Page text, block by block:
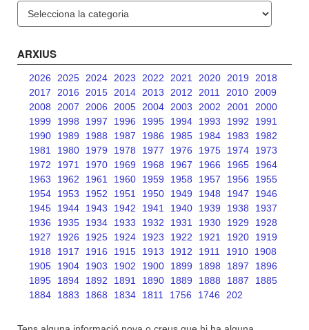
ARXIUS
2026 2025 2024 2023 2022 2021 2020 2019
2018
2017
2016 2015 2014 2013 2012 2011 2010
2009
2008
2007 2006 2005 2004 2003 2002 2001
2000
1999
1998 1997 1996 1995 1994 1993 1992
1991
1990
1989 1988 1987 1986 1985 1984 1983
1982
1981
1980 1979 1978 1977 1976 1975 1974
1973
1972
1971 1970 1969 1968 1967 1966 1965
1964
1963
1962 1961 1960 1959 1958 1957 1956
1955
1954
1953 1952 1951 1950 1949 1948 1947
1946
1945
1944 1943 1942 1941 1940 1939 1938
1937
1936
1935 1934 1933 1932 1931 1930 1929
1928
1927
1926 1925 1924 1923 1922 1921 1920
1919
1918
1917 1916 1915 1913 1912 1911 1910
1908
1905
1904 1903 1902 1900 1899 1898 1897
1896
1895
1894 1892 1891 1890 1889 1888 1887
1885
1884
1883 1868 1834 1811 1756 1746 202